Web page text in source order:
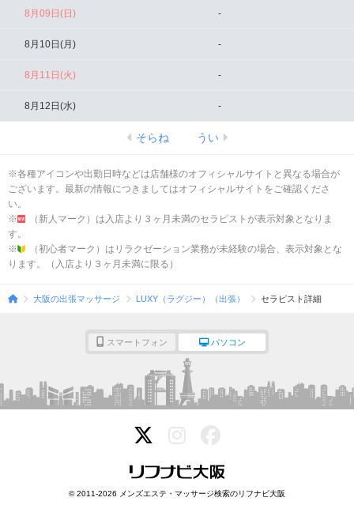
8月09日(日) -
8月10日(月) -
8月11日(火) -
8月12日(水) -
そらね うい
※各種アイコンや出勤日時などは店舗様のオフィシャルサイトと異なる場合が
ございます。最新の情報につきましてはオフィシャルサイトをご確認くださ
い。
※
（新人マーク）は入店より３ヶ月未満のセラピストが表示対象となりま
す。
※
（初心者マーク）はリラクゼーション業務が未経験の場合、表示対象とな
ります。（入店より３ヶ月未満に限る）
大阪の出張マッサージ LUXY（ラグジー）（出張） セラピスト詳細
スマートフォン パソコン
© 2011-2026 メンズエステ・マッサージ検索のリフナビ大阪